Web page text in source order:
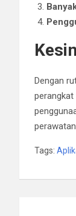
Dengan
Tags: